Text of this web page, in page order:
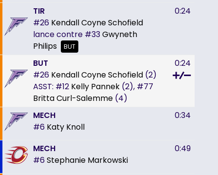
TIR
#26 Kendall Coyne Schofield
lance contre #33Gwyneth
Philips
BUT
0:24
BUT
#26 Kendall Coyne Schofield (2)
ASST: #12 Kelly Pannek (2), #77
Britta Curl-Salemme (4)
0:24
MECH
#6 Katy Knoll
0:34
MECH
#6Stephanie Markowski
0:49